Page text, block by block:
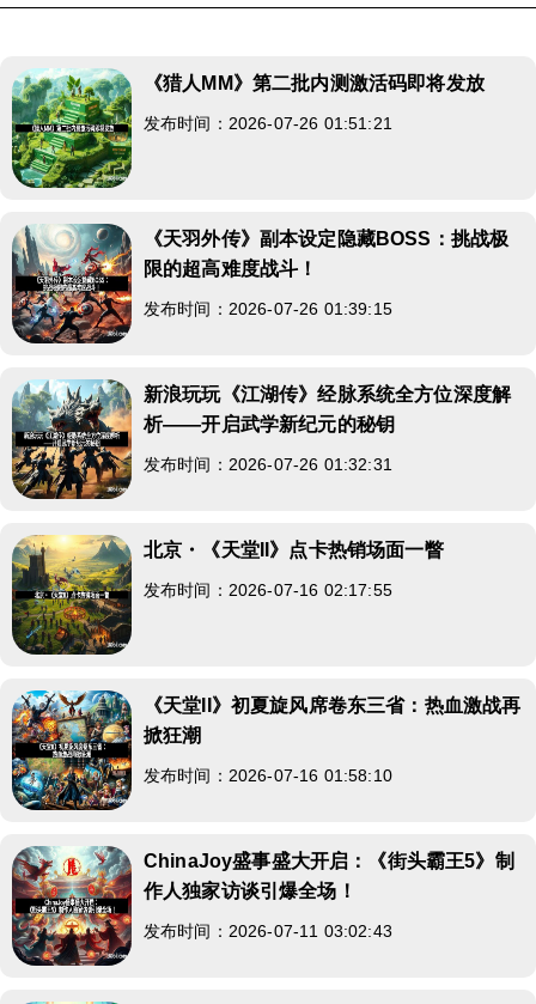
《猎人MM》第二批内测激活码即将发放
发布时间：2026-07-26 01:51:21
《天羽外传》副本设定隐藏BOSS：挑战极
限的超高难度战斗！
发布时间：2026-07-26 01:39:15
新浪玩玩《江湖传》经脉系统全方位深度解
析——开启武学新纪元的秘钥
发布时间：2026-07-26 01:32:31
北京・《天堂II》点卡热销场面一瞥
发布时间：2026-07-16 02:17:55
《天堂II》初夏旋风席卷东三省：热血激战再
掀狂潮
发布时间：2026-07-16 01:58:10
ChinaJoy盛事盛大开启：《街头霸王5》制
作人独家访谈引爆全场！
发布时间：2026-07-11 03:02:43